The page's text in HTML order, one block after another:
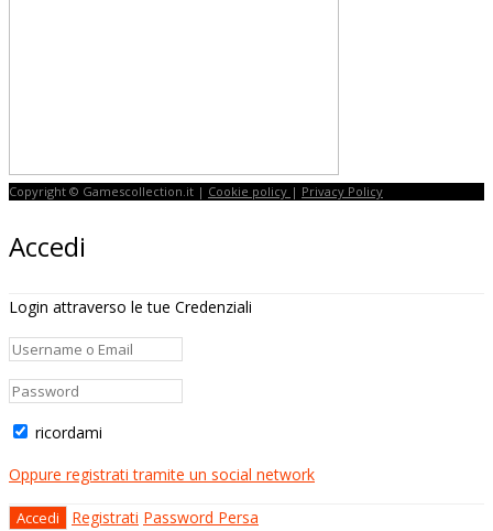
Copyright © Gamescollection.it | Cookie policy | Privacy Policy
Accedi
Login attraverso le tue Credenziali
ricordami
Oppure registrati tramite un social network
Registrati Password Persa